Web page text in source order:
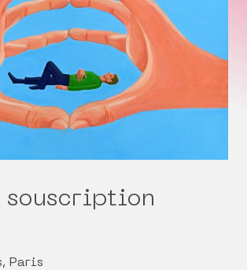
souscription
Paris